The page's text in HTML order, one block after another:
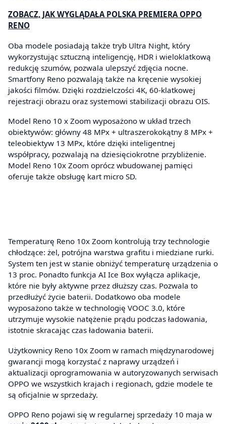
ZOBACZ, JAK WYGLĄDAŁA POLSKA PREMIERA OPPO
RENO
Oba modele posiadają także tryb Ultra Night, który
wykorzystując sztuczną inteligencję, HDR i wieloklatkową
redukcję szumów, pozwala ulepszyć zdjęcia nocne.
Smartfony Reno pozwalają także na kręcenie wysokiej
jakości filmów. Dzięki rozdzielczości 4K, 60-klatkowej
rejestracji obrazu oraz systemowi stabilizacji obrazu OIS.
Model Reno 10 x Zoom wyposażono w układ trzech
obiektywów: główny 48 MPx + ultraszerokokątny 8 MPx +
teleobiektyw 13 MPx, które dzięki inteligentnej
współpracy, pozwalają na dziesięciokrotne przybliżenie.
Model Reno 10x Zoom oprócz wbudowanej pamięci
oferuje także obsługę kart micro SD.
Temperaturę Reno 10x Zoom kontrolują trzy technologie
chłodzące: żel, potrójna warstwa grafitu i miedziane rurki.
System ten jest w stanie obniżyć temperaturę urządzenia o
13 proc. Ponadto funkcja AI Ice Box wyłącza aplikacje,
które nie były aktywne przez dłuższy czas. Pozwala to
przedłużyć życie baterii. Dodatkowo oba modele
wyposażono także w technologię VOOC 3.0, które
utrzymuje wysokie natężenie prądu podczas ładowania,
istotnie skracając czas ładowania baterii.
Użytkownicy Reno 10x Zoom w ramach międzynarodowej
gwarancji mogą korzystać z naprawy urządzeń i
aktualizacji oprogramowania w autoryzowanych serwisach
OPPO we wszystkich krajach i regionach, gdzie modele te
są oficjalnie w sprzedaży.
OPPO Reno pojawi się w regularnej sprzedaży 10 maja w